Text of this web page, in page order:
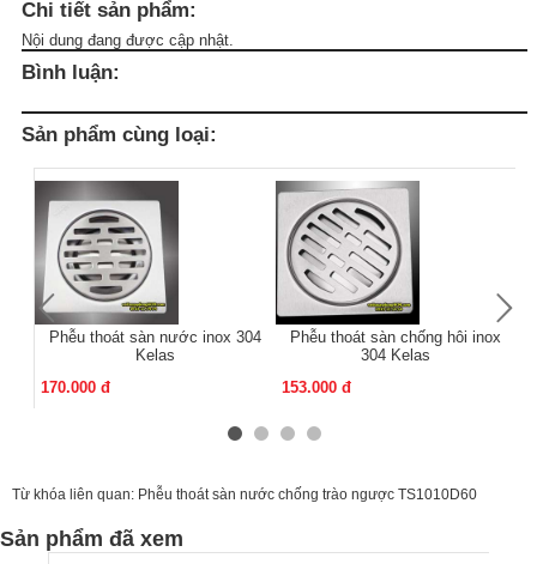
Chi tiết sản phẩm:
Nội dung đang được cập nhật.
Bình luận:
Sản phẩm cùng loại:
Phễu thoát sàn nước inox 304
Kelas
170.000 đ
Phễu thoát sàn chống hôi inox
304 Kelas
153.000 đ
Từ khóa liên quan: Phễu thoát sàn nước chống trào ngược TS1010D60
Sản phẩm đã xem